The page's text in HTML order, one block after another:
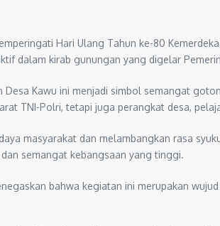
Hari Ulang Tahun ke-80
dalam kirab gunungan yang digelar
Kawu ini menjadi simbol semangat
TNI-Polri, tetapi juga perangkat desa,
masyarakat dan melambangkan rasa
semangat kebangsaan yang tinggi.
bahwa kegiatan ini merupakan